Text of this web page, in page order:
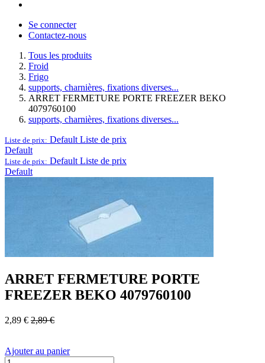
Se connecter
Contactez-nous
Tous les produits
Froid
Frigo
supports, charnières, fixations diverses...
ARRET FERMETURE PORTE FREEZER BEKO
4079760100
supports, charnières, fixations diverses...
Liste de prix: Default Liste de prix
Default
Liste de prix: Default Liste de prix
Default
ARRET FERMETURE PORTE
FREEZER BEKO 4079760100
2,89 € 2,89€
Ajouter au panier